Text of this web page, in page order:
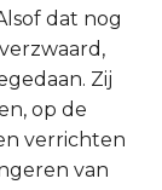
dat nog
Zij
op de
verrichten
van